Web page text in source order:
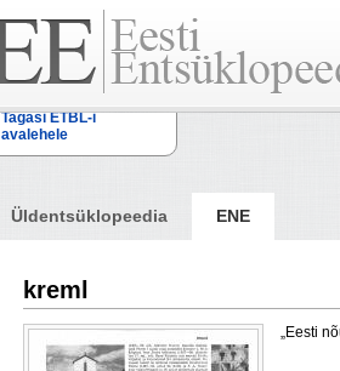
Tagasi ETBL-i
avalehele
Üldentsüklopeedia ENE
kreml
„Eesti